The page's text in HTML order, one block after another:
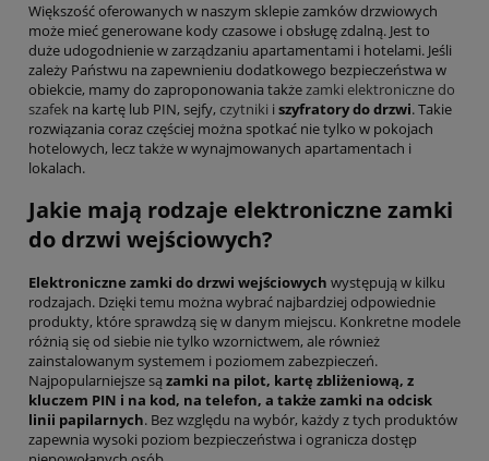
Większość oferowanych w naszym sklepie zamków drzwiowych
może mieć generowane kody czasowe i obsługę zdalną. Jest to
duże udogodnienie w zarządzaniu apartamentami i hotelami. Jeśli
zależy Państwu na zapewnieniu dodatkowego bezpieczeństwa w
obiekcie, mamy do zaproponowania takżezamki elektroniczne do
szafek na kartę lub PIN, sejfy, czytniki i szyfratory do drzwi. Takie
rozwiązania coraz częściej można spotkać nie tylko w pokojach
hotelowych, lecz także w wynajmowanych apartamentach i
lokalach.
Jakie mają rodzaje elektroniczne zamki
do drzwi wejściowych?
Elektroniczne zamki do drzwi wejściowych występują w kilku
rodzajach. Dzięki temu można wybrać najbardziej odpowiednie
produkty, które sprawdzą się w danym miejscu. Konkretne modele
różnią się od siebie nie tylko wzornictwem, ale również
zainstalowanym systemem i poziomem zabezpieczeń.
Najpopularniejsze są zamki na pilot, kartę zbliżeniową, z
kluczem PIN i na kod, na telefon, a także zamki na odcisk
linii papilarnych. Bez względu na wybór, każdy z tych produktów
zapewnia wysoki poziom bezpieczeństwa i ogranicza dostęp